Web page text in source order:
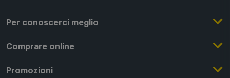
Per conoscerci meglio
Il Gruppo Comet
Comprare online